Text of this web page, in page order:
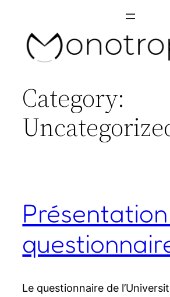
content
Category:
Le questionnaire de